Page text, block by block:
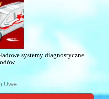
systemy diagnostyczne
Uwe